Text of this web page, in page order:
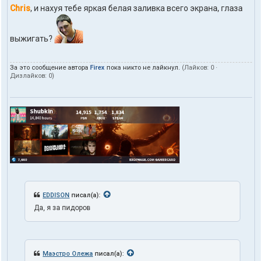
Chris, и нахуя тебе яркая белая заливка всего экрана, глаза
выжигать?
За это сообщение автора Firex пока никто не лайкнул. (Лайков: 0 ·
Дизлайков: 0)
EDDISON писал(а):
Да, я за пидоров
Маэстро Олежа писал(а):